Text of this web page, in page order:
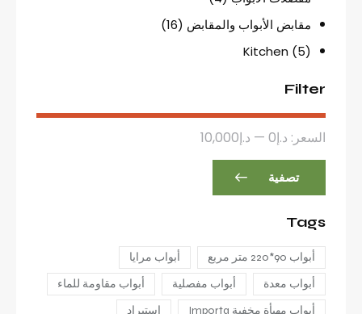
مقابض الأبواب والمقابض
Kitchen (5)
Filter
تصفية
السعر: د.إ0 — د.إ10,000
Tags
أبواب 90*220 متر مربع
أبواب مرايا
أبواب معدة
أبواب مفصلية
أبواب مقاومة للماء
أبواب مهيأة مخفية Importa
استيراد